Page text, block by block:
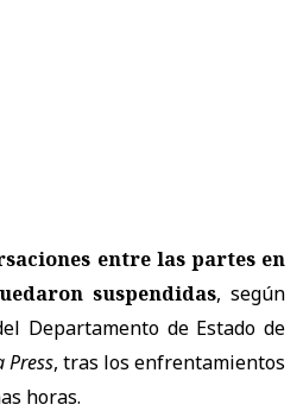
entre las partes en
suspendidas, según
Departamento de Estado de
Press, tras los enfrentamientos
horas.